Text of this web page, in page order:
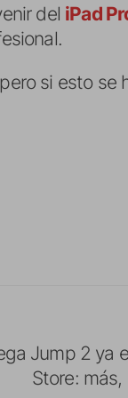
del iPad
si esto se
Jump 2 ya
Store: